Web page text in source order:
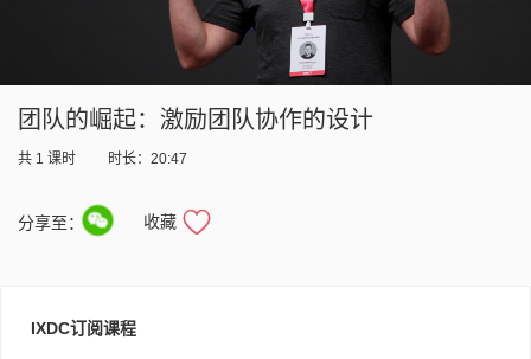
团队的崛起：激励团队协作的设计
共 1 课时 时长：20:47
分享至： 收藏
IXDC订阅课程